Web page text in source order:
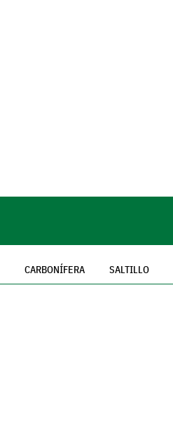
CARBONÍFERA SALTILLO